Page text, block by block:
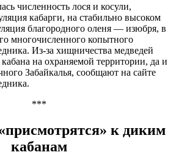
численность лося и косули,
кабарги, на стабильно высоком
благородного оленя — изюбря, в
многочисленного копытного
Из-за хищничества медведей
на охраняемой территории, да и
Забайкалья, сообщают на сайте
***
к диким
кабанам